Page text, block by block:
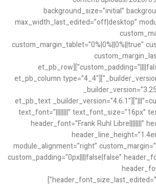
background_size=”initial”
max_width_last_edited=”off|desktop”
custom_margin_tablet=”0%|0%||0%||true”
custom_padding=”||||false|false” collapsed=”on”][et_pb_row
_builder_version=”3.25″ collapsed=”on”][et_pb_column type=”4_4″
custom_padding__hover=”|||”][et_pb_text _builder_version=”4.6.1″
text_font=”||||||||” text_font_size=”16px”
header_font=”Frank Ruhl Libre||||||||”
module_alignment=”right”
custom_padding=”0px||||false|false”